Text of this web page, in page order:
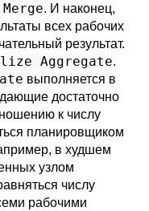
. И наконец,
всех рабочих
результат.
Aggregate.
выполняется в
достаточно
к числу
планировщиком
в худшем
узлом
числу
рабочими